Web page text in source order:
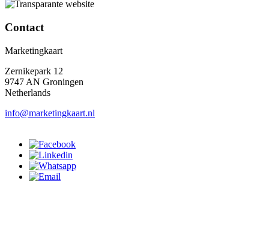
Contact
Marketingkaart
Zernikepark 12
9747 AN Groningen
Netherlands
info@marketingkaart.nl